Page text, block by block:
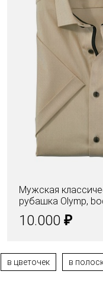
Мужская
рубашка Olymp,
10.000 ₽
в цветочек в